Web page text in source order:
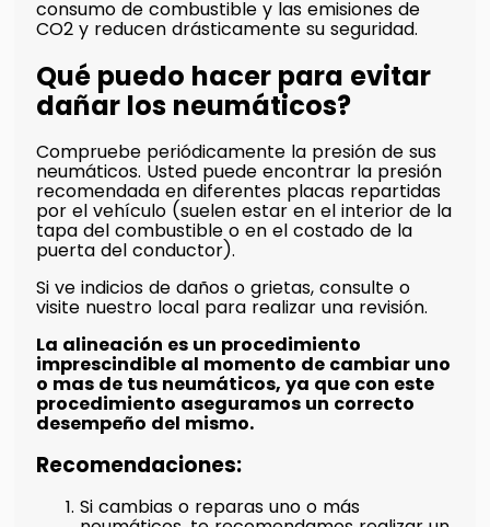
consumo de combustible y las emisiones de
CO2 y reducen drásticamente su seguridad.
Qué puedo hacer para evitar
dañar los neumáticos?
Compruebe periódicamente la presión de sus
neumáticos. Usted puede encontrar la presión
recomendada en diferentes placas repartidas
por el vehículo (suelen estar en el interior de la
tapa del combustible o en el costado de la
puerta del conductor).
Si ve indicios de daños o grietas, consulte o
visite nuestro local para realizar una revisión.
La alineación es un procedimiento
imprescindible al momento de cambiar uno
o mas de tus neumáticos, ya que con este
procedimiento aseguramos un correcto
desempeño del mismo.
Recomendaciones:
Si cambias o reparas uno o más